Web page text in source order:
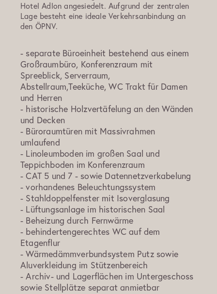
Hotel Adlon angesiedelt. Aufgrund der zentralen
Lage besteht eine ideale Verkehrsanbindung an
den ÖPNV.
- separate Büroeinheit bestehend aus einem
Großraumbüro, Konferenzraum mit
Spreeblick, Serverraum,
Abstellraum,Teeküche, WC Trakt für Damen
und Herren
- historische Holzvertäfelung an den Wänden
und Decken
- Büroraumtüren mit Massivrahmen
umlaufend
- Linoleumboden im großen Saal und
Teppichboden im Konferenzraum
- CAT 5 und 7 - sowie Datennetzverkabelung
- vorhandenes Beleuchtungssystem
- Stahldoppelfenster mit Isoverglasung
- Lüftungsanlage im historischen Saal
- Beheizung durch Fernwärme
- behindertengerechtes WC auf dem
Etagenflur
- Wärmedämmverbundsystem Putz sowie
Aluverkleidung im Stützenbereich
- Archiv- und Lagerflächen im Untergeschoss
sowie Stellplätze separat anmietbar